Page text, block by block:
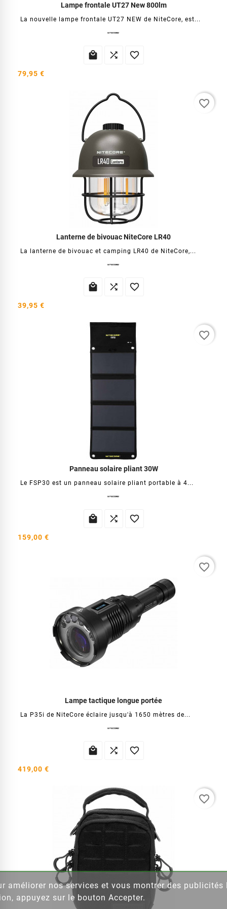
Lampe frontale UT27 New 800lm
La nouvelle lampe frontale UT27 NEW de NiteCore, est...
  
79,95 €
Lanterne de bivouac NiteCore LR40
La lanterne de bivouac et camping LR40 de NiteCore,...
  
39,95 €
favorite_border
Panneau solaire pliant 30W
Le FSP30 est un panneau solaire pliant portable à 4...
  
159,00 €
favorite_border
Lampe tactique longue portée
La P35i de NiteCore éclaire jusqu'à 1650 mètres de...
  
419,00 €
favorite_border
favorite_border
améliorer nos services et vous montrer des
appuyez sur le bouton Accepter.